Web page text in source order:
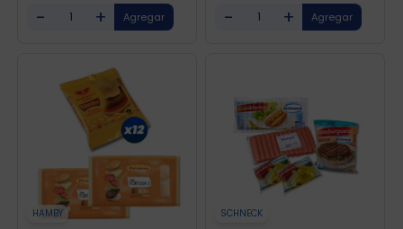
- + - +
HAMBY SCHNECK